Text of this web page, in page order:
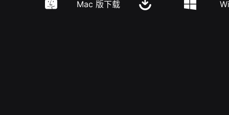
Mac 版下载